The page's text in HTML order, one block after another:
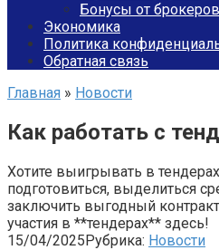
Бонусы от брокеров
Экономика
Политика
Обратная связь
Главная » Новости
Как работать с
Хотите выигрывать в
подготовиться, выделиться
заключить выгодный
участия в **тендерах** здесь!
15/04/2025Рубрика: Новости